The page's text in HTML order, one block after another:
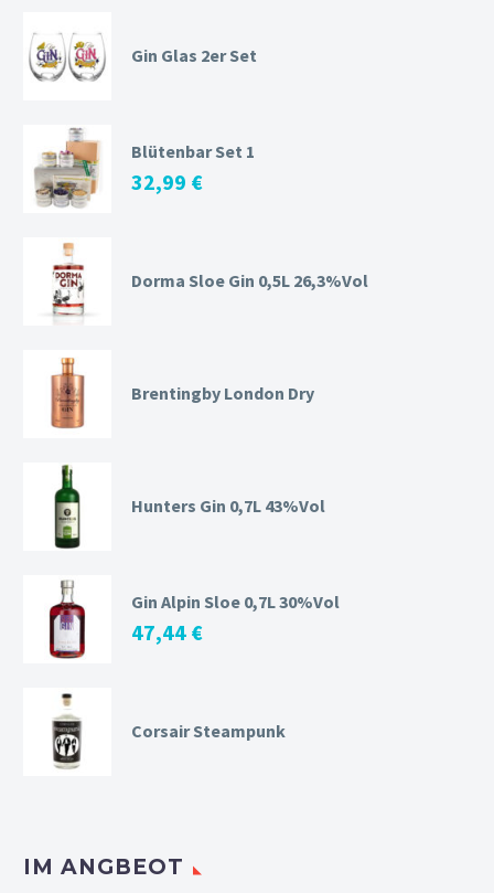
Gin Glas 2er Set
Blütenbar Set 1
32,99 €
Dorma Sloe Gin 0,5L 26,3%Vol
Brentingby London Dry
Hunters Gin 0,7L 43%Vol
Gin Alpin Sloe 0,7L 30%Vol
47,44 €
Corsair Steampunk
IM ANGBEOT